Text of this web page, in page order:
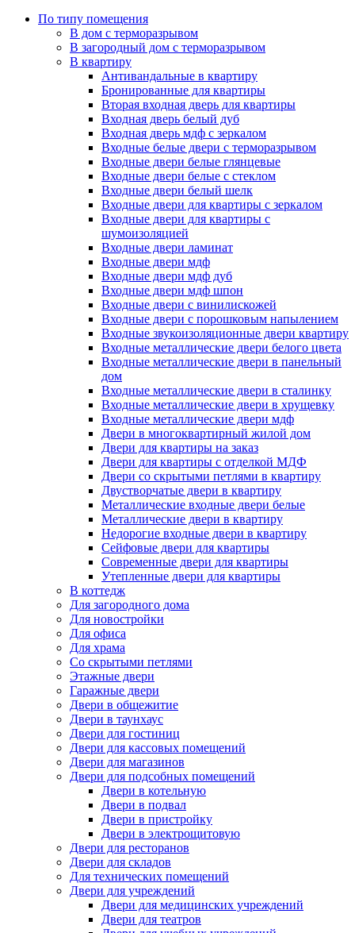
По типу помещения
В дом с терморазрывом
В загородный дом с терморазрывом
В квартиру
Антивандальные в квартиру
Бронированные для квартиры
Вторая входная дверь для квартиры
Входная дверь белый дуб
Входная дверь мдф с зеркалом
Входные белые двери с терморазрывом
Входные двери белые глянцевые
Входные двери белые с стеклом
Входные двери белый шелк
Входные двери для квартиры с зеркалом
Входные двери для квартиры с
шумоизоляцией
Входные двери ламинат
Входные двери мдф
Входные двери мдф дуб
Входные двери мдф шпон
Входные двери с винилискожей
Входные двери с порошковым напылением
Входные звукоизоляционные двери квартиру
Входные металлические двери белого цвета
Входные металлические двери в панельный
дом
Входные металлические двери в сталинку
Входные металлические двери в хрущевку
Входные металлические двери мдф
Двери в многоквартирный жилой дом
Двери для квартиры на заказ
Двери для квартиры с отделкой МДФ
Двери со скрытыми петлями в квартиру
Двустворчатые двери в квартиру
Металлические входные двери белые
Металлические двери в квартиру
Недорогие входные двери в квартиру
Сейфовые двери для квартиры
Современные двери для квартиры
Утепленные двери для квартиры
В коттедж
Для загородного дома
Для новостройки
Для офиса
Для храма
Со скрытыми петлями
Этажные двери
Гаражные двери
Двери в общежитие
Двери в таунхаус
Двери для гостиниц
Двери для кассовых помещений
Двери для магазинов
Двери для подсобных помещений
Двери в котельную
Двери в подвал
Двери в пристройку
Двери в электрощитовую
Двери для ресторанов
Двери для складов
Для технических помещений
Двери для учреждений
Двери для медицинских учреждений
Двери для театров